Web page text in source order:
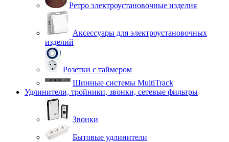
Ретро электроустановочные изделия
Аксессуары для электроустановочных
изделий
Розетки с таймером
Шинные системы MultiTrack
Удлинители, тройники, звонки, сетевые фильтры
Звонки
Бытовые удлинители